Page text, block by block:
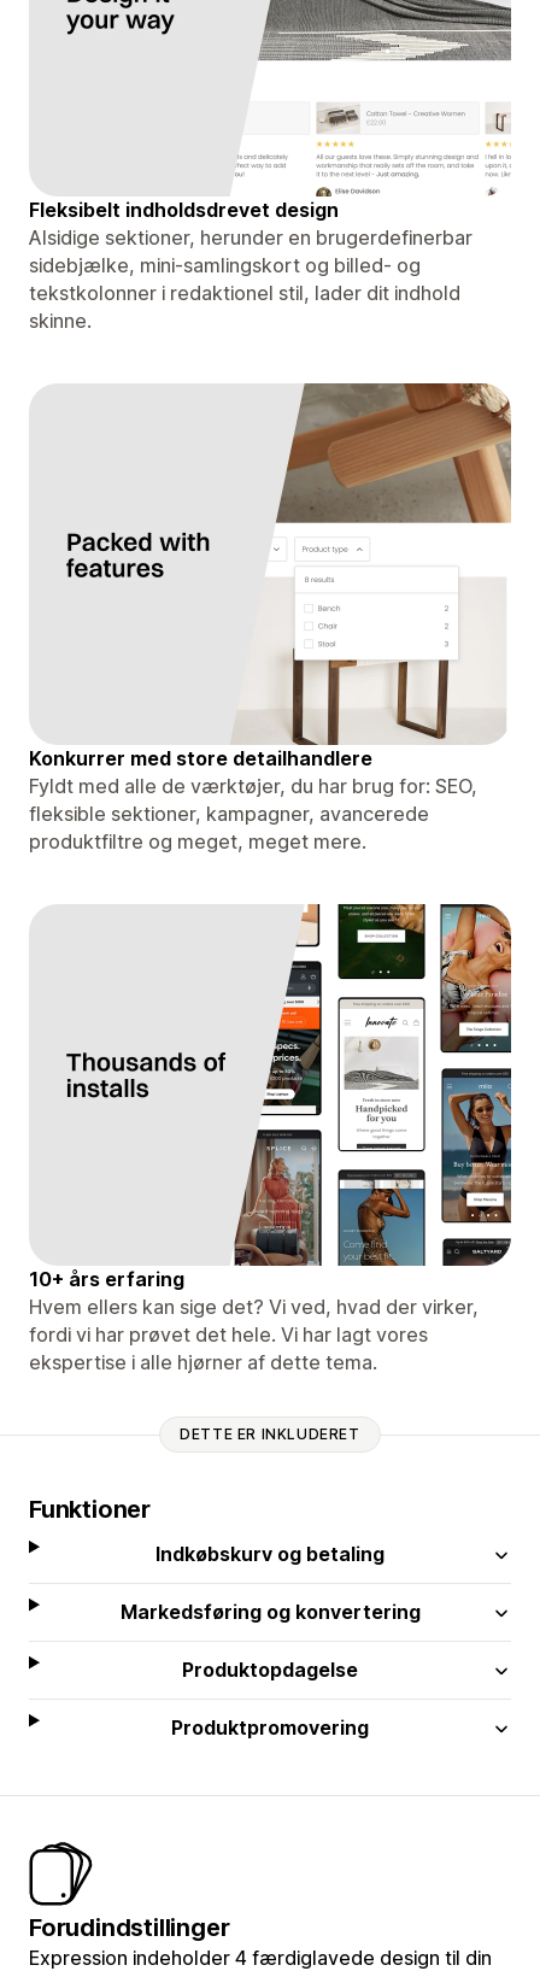
Fleksibelt indholdsdrevet design
Alsidige sektioner, herunder en brugerdefinerbar
sidebjælke, mini-samlingskort og billed- og
tekstkolonner i redaktionel stil, lader dit indhold
skinne.
Konkurrer med store detailhandlere
Fyldt med alle de værktøjer, du har brug for: SEO,
fleksible sektioner, kampagner, avancerede
produktfiltre og meget, meget mere.
10+ års erfaring
Hvem ellers kan sige det? Vi ved, hvad der virker,
fordi vi har prøvet det hele. Vi har lagt vores
ekspertise i alle hjørner af dette tema.
DETTE ER INKLUDERET
Funktioner
Indkøbskurv og betaling
Markedsføring og konvertering
Produktopdagelse
Produktpromovering
Forudindstillinger
Expression indeholder 4 færdiglavede design til din